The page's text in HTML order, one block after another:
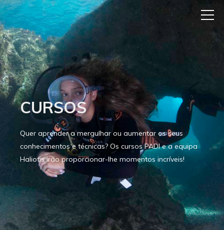
CURSOS
Quer aprender a mergulhar ou aumentar os seus
conhecimentos e técnicas? Os cursos PADI e a equipa
Haliotis irão proporcionar-lhe momentos incríveis!